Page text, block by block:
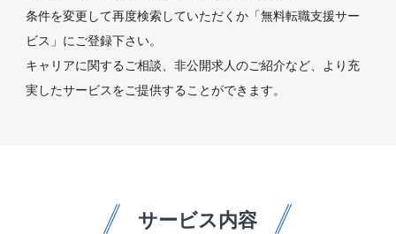
条件を変更して再度検索していただくか「無料転職支援サー
ビス」にご登録下さい。
キャリアに関するご相談、非公開求人のご紹介など、より充
実したサービスをご提供することができます。
サービス内容